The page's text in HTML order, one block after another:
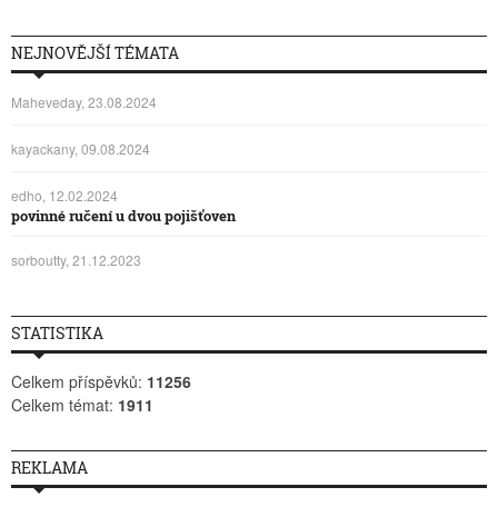
NEJNOVĚJŠÍ TÉMATA
Maheveday, 23.08.2024
kayackany, 09.08.2024
edho, 12.02.2024
povinné ručení u dvou pojišťoven
sorboutty, 21.12.2023
STATISTIKA
Celkem příspěvků: 11256
Celkem témat: 1911
REKLAMA